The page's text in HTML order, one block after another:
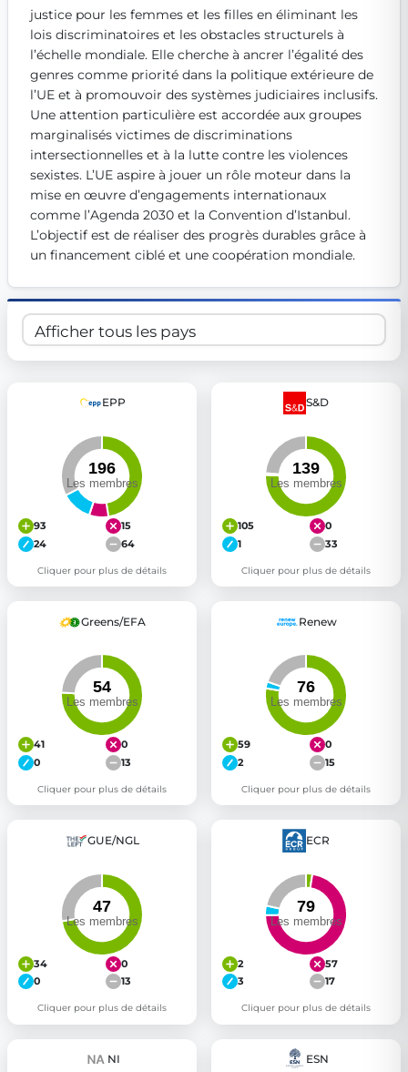
Get Involved
Become a member:Join us to advance digital democracy
Volunteer:Contribute your skills in technology, design,
Support democracy: Help us strengthen accountability
justice pour les femmes et les filles en éliminant les
lois discriminatoires et les obstacles structurels à
l’échelle mondiale. Elle cherche à ancrer l’égalité des
genres comme priorité dans la politique extérieure de
l’UE et à promouvoir des systèmes judiciaires inclusifs.
Une attention particulière est accordée aux groupes
marginalisés victimes de discriminations
intersectionnelles et à la lutte contre les violences
sexistes. L’UE aspire à jouer un rôle moteur dans la
mise en œuvre d’engagements internationaux
comme l’Agenda 2030 et la Convention d’Istanbul.
L’objectif est de réaliser des progrès durables grâce à
un financement ciblé et une coopération mondiale.
EPP
93
15
24
64
Cliquer pour plus de détails
S&D
105
0
1
33
Cliquer pour plus de détails
Greens/EFA
41
0
0
13
Cliquer pour plus de détails
Renew
59
0
2
15
Cliquer pour plus de détails
GUE/NGL
34
0
0
13
Cliquer pour plus de détails
ECR
2
57
3
17
Cliquer pour plus de détails
NI ESN